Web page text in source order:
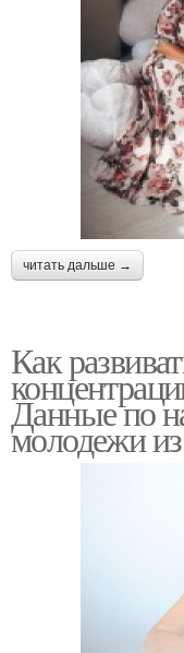
читать дальше →
Как
Данные по
молодежи